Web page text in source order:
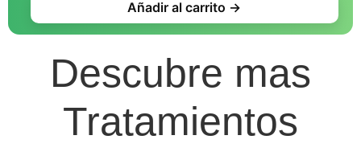
Añadir al carrito →
Descubre mas
Tratamientos